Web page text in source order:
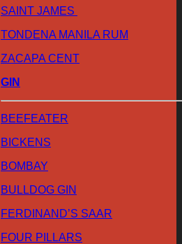
SAINT JAMES
TONDENA MANILA RUM
ZACAPA CENT
GIN
BEEFEATER
BICKENS
BOMBAY
BULLDOG GIN
FERDINAND’S SAAR
FOUR PILLARS